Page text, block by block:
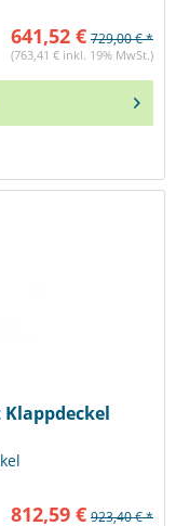
641,52 € 729,00 € *
(763,41 € inkl. 19% MwSt.)
Klappdeckel
812,59 € 923,40 € *